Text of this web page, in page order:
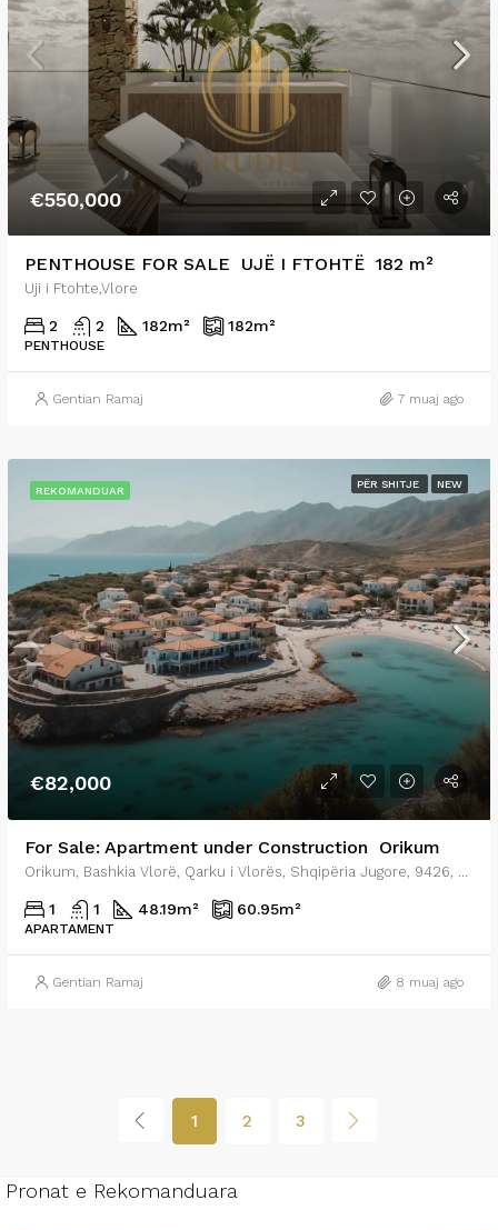
€550,000
PENTHOUSE FOR SALE UJË I FTOHTË 182 m²
Uji i Ftohte,Vlore
2 2 182m² 182m²
PENTHOUSE
Gentian Ramaj 7 muaj ago
REKOMANDUAR
PËR SHITJE NEW
€82,000
For Sale: Apartment under Construction Orikum
Orikum, Bashkia Vlorë, Qarku i Vlorës, Shqipëria Jugore, 9426, Shqipëria
1 1 48.19m² 60.95m²
APARTAMENT
Gentian Ramaj 8 muaj ago
1 2 3
Pronat e Rekomanduara